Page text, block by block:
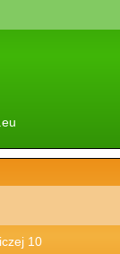
10